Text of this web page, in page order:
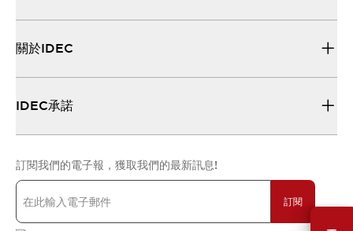
關於IDEC
IDEC承諾
訂閱我們的電子報，獲取我們的最新訊息!
訂閱